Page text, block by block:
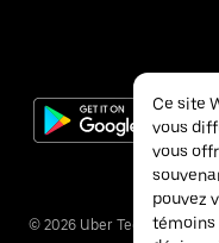
© 2026 Uber Technologies
Ce site
vous
vous
pouvez
témoins